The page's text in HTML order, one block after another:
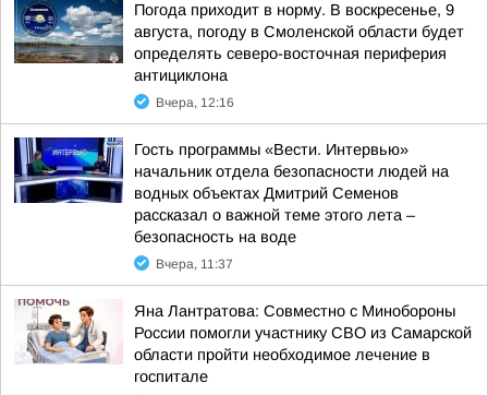
Погода приходит в норму. В воскресенье, 9
августа, погоду в Смоленской области будет
определять северо-восточная периферия
антициклона
Вчера, 12:16
Гость программы «Вести. Интервью»
начальник отдела безопасности людей на
водных объектах Дмитрий Семенов
рассказал о важной теме этого лета –
безопасность на воде
Вчера, 11:37
Яна Лантратова: Совместно с Минобороны
России помогли участнику СВО из Самарской
области пройти необходимое лечение в
госпитале